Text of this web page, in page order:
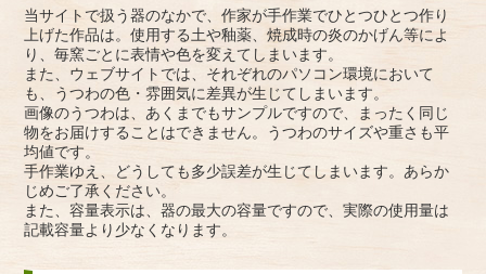
当サイトで扱う器のなかで、作家が手作業でひとつひとつ作り
上げた作品は。使用する土や釉薬、焼成時の炎のかげん等によ
り、毎窯ごとに表情や色を変えてしまいます。
また、ウェブサイトでは、それぞれのパソコン環境において
も、うつわの色・雰囲気に差異が生じてしまいます。
画像のうつわは、あくまでもサンプルですので、まったく同じ
物をお届けすることはできません。うつわのサイズや重さも平
均値です。
手作業ゆえ、どうしても多少誤差が生じてしまいます。あらか
じめご了承ください。
また、容量表示は、器の最大の容量ですので、実際の使用量は
記載容量より少なくなります。